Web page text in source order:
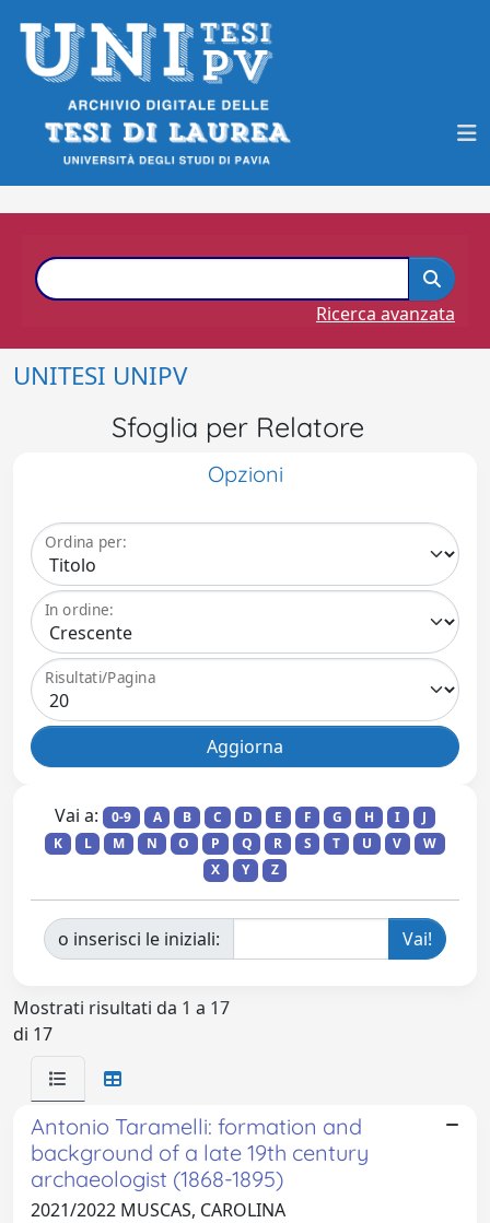
Ricerca avanzata
UNITESI UNIPV
Sfoglia per Relatore
Opzioni
Ordina per:
In ordine:
Risultati/Pagina
Vai a: 0-9 A B C D E F G H I
J
K
L M N O P Q R S T U V
W
X
Y Z
o inserisci le iniziali:
Mostrati risultati da 1 a 17
di 17
Antonio Taramelli: formation and
background of a late 19th century
archaeologist (1868-1895)
2021/2022 MUSCAS, CAROLINA